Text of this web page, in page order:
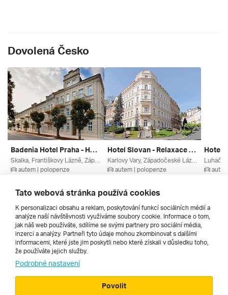
Dovolená Česko
Badenia Hotel Praha - Hotelové Ubytování Se Snídaní ***
autem | polopenze
5 340 Kč
Hotel Slovan - Relaxace A Regenerace Pro Tělo A Duši ***
autem | polopenze
5 850 Kč
Hotel
Všechny
Cestopisy
Tato webová stránka používá cookies
K personalizaci obsahu a reklam, poskytování funkcí sociálních médií a
analýze naší návštěvnosti využíváme soubory cookie. Informace o tom,
jak náš web používáte, sdílíme se svými partnery pro sociální média,
inzerci a analýzy. Partneři tyto údaje mohou zkombinovat s dalšími
informacemi, které jste jim poskytli nebo které získali v důsledku toho,
že používáte jejich služby.
Podrobné nastavení
Povolit